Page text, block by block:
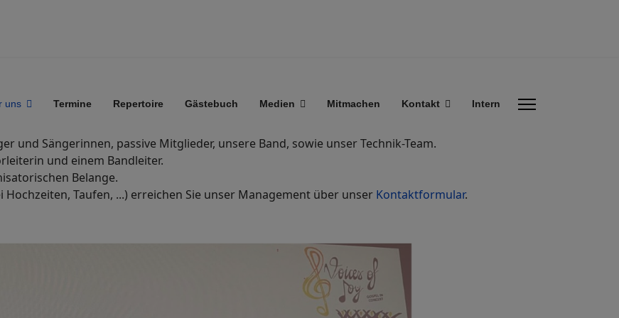
uns Termine Repertoire Gästebuch Medien Mitmachen Kontakt Intern
und Sängerinnen, passive Mitglieder, unsere Band, sowie unser Technik-Team.
und einem Bandleiter.
Belange.
Taufen, ...) erreichen Sie unser Management über unser Kontaktformular.